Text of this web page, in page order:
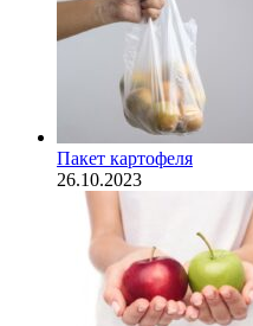
Пакет картофеля
26.10.2023